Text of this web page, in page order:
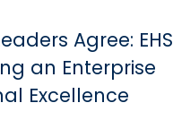
Agree: EHS
an Enterprise
Excellence